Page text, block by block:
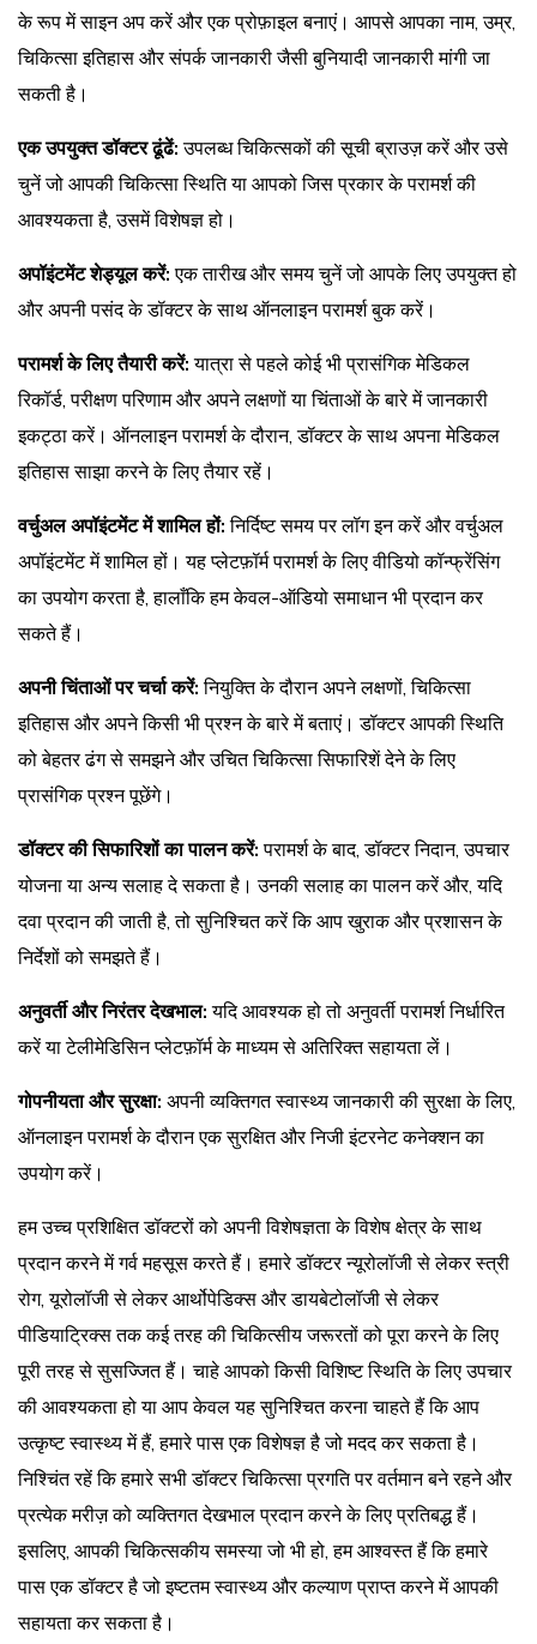
के रूप में साइन अप करें और एक प्रोफ़ाइल बनाएं। आपसे आपका नाम, उम्र,
चिकित्सा इतिहास और संपर्क जानकारी जैसी बुनियादी जानकारी मांगी जा
सकती है।
एक उपयुक्त डॉक्टर ढूंढें:उपलब्ध चिकित्सकों की सूची ब्राउज़ करें और उसे
चुनें जो आपकी चिकित्सा स्थिति या आपको जिस प्रकार के परामर्श की
आवश्यकता है, उसमें विशेषज्ञ हो।
अपॉइंटमेंट शेड्यूल करें:एक तारीख और समय चुनें जो आपके लिए उपयुक्त हो
और अपनी पसंद के डॉक्टर के साथ ऑनलाइन परामर्श बुक करें।
परामर्श के लिए तैयारी करें:यात्रा से पहले कोई भी प्रासंगिक मेडिकल
रिकॉर्ड, परीक्षण परिणाम और अपने लक्षणों या चिंताओं के बारे में जानकारी
इकट्ठा करें। ऑनलाइन परामर्श के दौरान, डॉक्टर के साथ अपना मेडिकल
इतिहास साझा करने के लिए तैयार रहें।
वर्चुअल अपॉइंटमेंट में शामिल हों:निर्दिष्ट समय पर लॉग इन करें और वर्चुअल
अपॉइंटमेंट में शामिल हों। यह प्लेटफ़ॉर्म परामर्श के लिए वीडियो कॉन्फ्रेंसिंग
का उपयोग करता है, हालाँकि हम केवल-ऑडियो समाधान भी प्रदान कर
सकते हैं।
अपनी चिंताओं पर चर्चा करें:नियुक्ति के दौरान अपने लक्षणों, चिकित्सा
इतिहास और अपने किसी भी प्रश्न के बारे में बताएं। डॉक्टर आपकी स्थिति
को बेहतर ढंग से समझने और उचित चिकित्सा सिफारिशें देने के लिए
प्रासंगिक प्रश्न पूछेंगे।
डॉक्टर की सिफारिशों का पालन करें:परामर्श के बाद, डॉक्टर निदान, उपचार
योजना या अन्य सलाह दे सकता है। उनकी सलाह का पालन करें और, यदि
दवा प्रदान की जाती है, तो सुनिश्चित करें कि आप खुराक और प्रशासन के
निर्देशों को समझते हैं।
अनुवर्ती और निरंतर देखभाल:यदि आवश्यक हो तो अनुवर्ती परामर्श निर्धारित
करें या टेलीमेडिसिन प्लेटफ़ॉर्म के माध्यम से अतिरिक्त सहायता लें।
गोपनीयता और सुरक्षा: अपनी व्यक्तिगत स्वास्थ्य जानकारी की सुरक्षा के लिए,
ऑनलाइन परामर्श के दौरान एक सुरक्षित और निजी इंटरनेट कनेक्शन का
उपयोग करें।
हम उच्च प्रशिक्षित डॉक्टरों को अपनी विशेषज्ञता के विशेष क्षेत्र के साथ
प्रदान करने में गर्व महसूस करते हैं। हमारे डॉक्टर न्यूरोलॉजी से लेकर स्त्री
रोग, यूरोलॉजी से लेकर आर्थोपेडिक्स और डायबेटोलॉजी से लेकर
पीडियाट्रिक्स तक कई तरह की चिकित्सीय जरूरतों को पूरा करने के लिए
पूरी तरह से सुसज्जित हैं। चाहे आपको किसी विशिष्ट स्थिति के लिए उपचार
की आवश्यकता हो या आप केवल यह सुनिश्चित करना चाहते हैं कि आप
उत्कृष्ट स्वास्थ्य में हैं, हमारे पास एक विशेषज्ञ है जो मदद कर सकता है।
निश्चिंत रहें कि हमारे सभी डॉक्टर चिकित्सा प्रगति पर वर्तमान बने रहने और
प्रत्येक मरीज़ को व्यक्तिगत देखभाल प्रदान करने के लिए प्रतिबद्ध हैं।
इसलिए, आपकी चिकित्सकीय समस्या जो भी हो, हम आश्वस्त हैं कि हमारे
पास एक डॉक्टर है जो इष्टतम स्वास्थ्य और कल्याण प्राप्त करने में आपकी
सहायता कर सकता है।